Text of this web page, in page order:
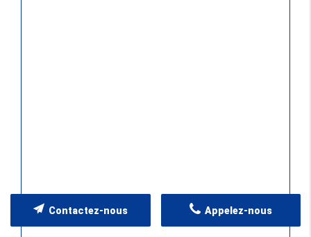
Appelez-nous
Contactez-nous